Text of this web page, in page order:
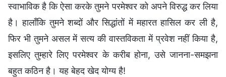
स्वाभाविक है कि ऐसा करके तुमने परमेश्वर को अपने विरुद्ध कर लिया
है। हालाँकि तुमने शब्दों और सिद्धांतों में महारत हासिल कर ली है,
फिर भी तुमने असल में सत्य की वास्तविकता में प्रवेश नहीं किया है,
इसलिए तुम्हारे लिए परमेश्वर के करीब होना, उसे जानना-समझना
बहुत कठिन है। यह बेहद खेद योग्य है!